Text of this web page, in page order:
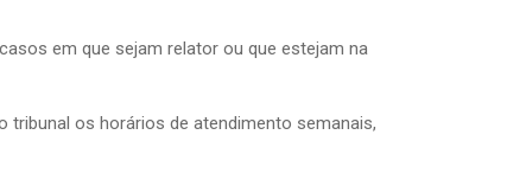
em que sejam relator ou que estejam na
os horários de atendimento semanais,